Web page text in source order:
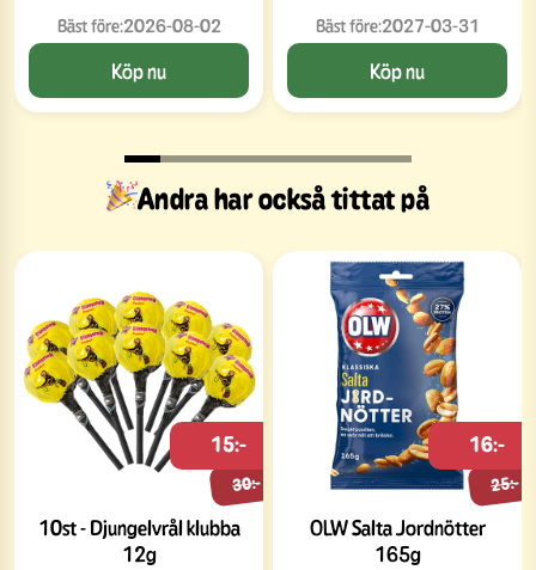
Bäst före:2026-08-02
Köp nu
Bäst före:2027-03-31
Köp nu
Andra har också tittat på
10st - Djungelvrål klubba
12g
30:-
15:-
OLW Salta Jordnötter
165g
25:-
16:-